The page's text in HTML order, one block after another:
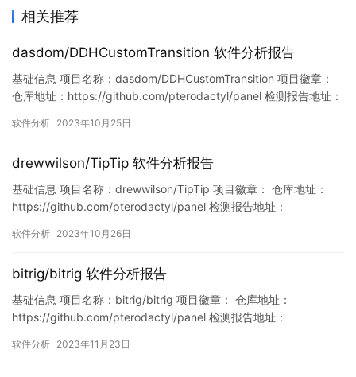
相关推荐
dasdom/DDHCustomTransition 软件分析报告
基础信息 项目名称：dasdom/DDHCustomTransition 项目徽章：
仓库地址：https://github.com/pterodactyl/panel 检测报告地址：
86240/1717052824478334976 此报告由Mur…
软件分析 2023年10月25日
drewwilson/TipTip 软件分析报告
基础信息 项目名称：drewwilson/TipTip 项目徽章： 仓库地址：
https://github.com/pterodactyl/panel 检测报告地址：
63840/1717301646429306880 此报告由Murphysec提供 …
软件分析 2023年10月26日
bitrig/bitrig 软件分析报告
基础信息 项目名称：bitrig/bitrig 项目徽章： 仓库地址：
https://github.com/pterodactyl/panel 检测报告地址：
19456/1727538950971023360 此报告由Murphysec提供 漏洞列
软件分析 2023年11月23日